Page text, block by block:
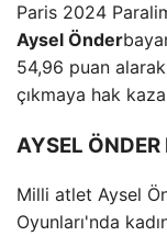
Paris 2024
Aysel Önder
54,96 puan
çıkmaya hak
AYSEL
Milli atlet Aysel
Oyunları'nda